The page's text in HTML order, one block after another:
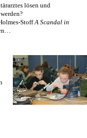
lösen und
StoffA Scandal in